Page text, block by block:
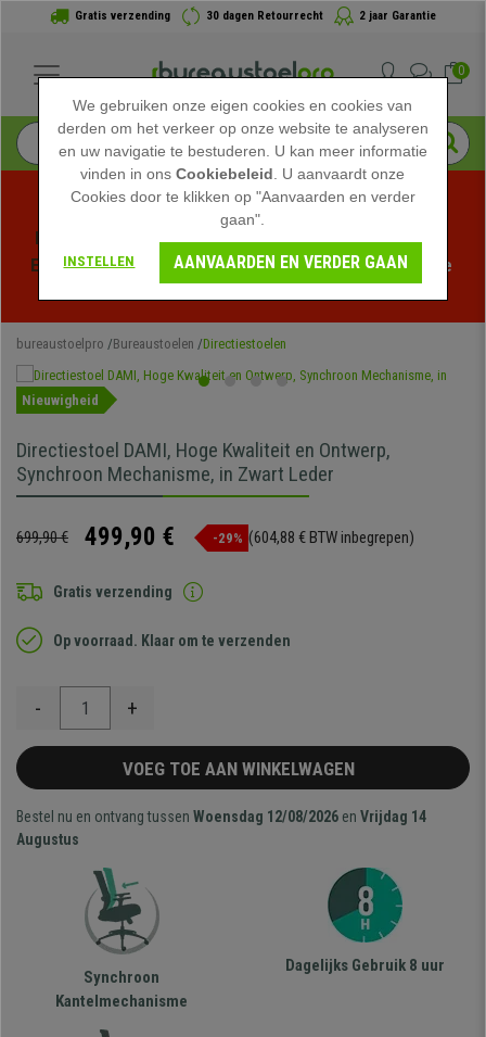
Gratis verzending 30 dagen Retourrecht 2 jaar Garantie
0
Profiteer van de Zomeruitverkoop bij bureaustoelpro!
Exclusieve kortingen voor een beperkte tijd - Bekijk de
bureaustoelpro Bureaustoelen Directiestoelen
Nieuwigheid
Directiestoel DAMI, Hoge Kwaliteit en Ontwerp,
Synchroon Mechanisme, in Zwart Leder
699,90 € 499,90 € -29% (604,88 € BTW inbegrepen)
Gratis verzending
Op voorraad. Klaar om te verzenden
- +
VOEG TOE AAN WINKELWAGEN
Bestel nu en ontvang tussen Woensdag 12/08/2026 en Vrijdag 14
Augustus
Synchroon
Kantelmechanisme
Dagelijks Gebruik 8 uur
We gebruiken onze eigen cookies en cookies van
derden om het verkeer op onze website te analyseren
en uw navigatie te bestuderen. U kan meer informatie
vinden in onsCookiebeleid . U aanvaardt onze
Cookies door te klikken op "Aanvaarden en verder
gaan".
INSTELLEN AANVAARDEN EN VERDER GAAN